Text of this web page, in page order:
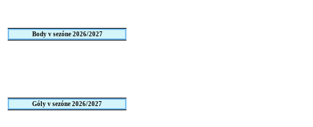
Body v sezóne 2026/2027
Góly v sezóne 2026/2027